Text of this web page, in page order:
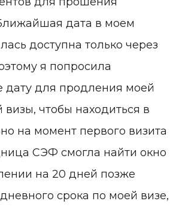
дата в моем
доступна только через
я попросила
дату для продления моей
визы, чтобы находиться в
на момент первого визита
СЭФ смогла найти окно
на 20 дней позже
срока по моей визе,